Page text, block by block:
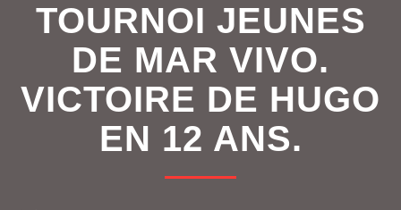
TOURNOI JEUNES
DE MAR VIVO.
VICTOIRE DE HUGO
EN 12 ANS.